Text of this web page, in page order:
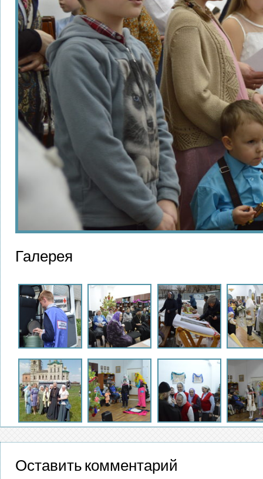
Галерея
Оставить комментарий